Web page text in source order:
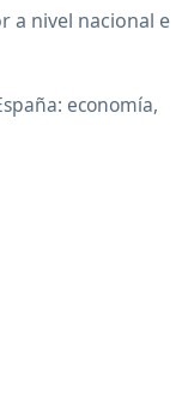
a nivel nacional e
economía,